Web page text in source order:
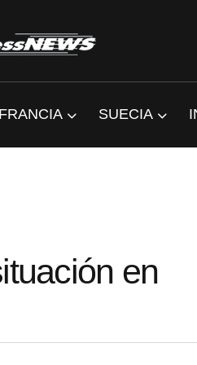
FRANCIA SUECIA
en